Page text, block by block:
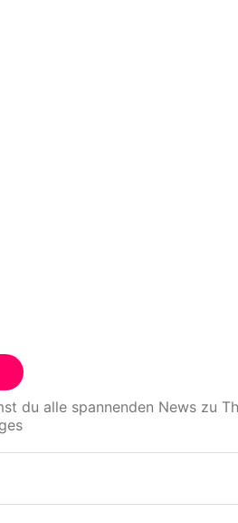
du alle spannenden News zu